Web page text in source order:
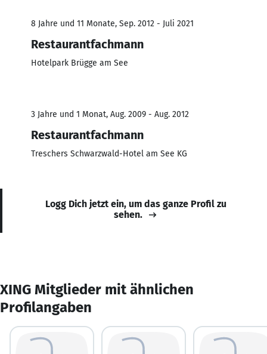
8 Jahre und 11 Monate, Sep. 2012 - Juli 2021
Restaurantfachmann
Hotelpark Brügge am See
3 Jahre und 1 Monat, Aug. 2009 - Aug. 2012
Restaurantfachmann
Treschers Schwarzwald-Hotel am See KG
Logg Dich jetzt ein, um das ganze Profil zu
sehen.
XING Mitglieder mit ähnlichen
Profilangaben